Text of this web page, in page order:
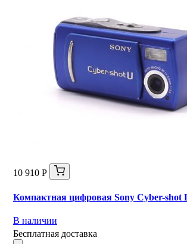
10 910 Р
Компактная цифровая Sony Cyber-shot
В наличии
Бесплатная доставка